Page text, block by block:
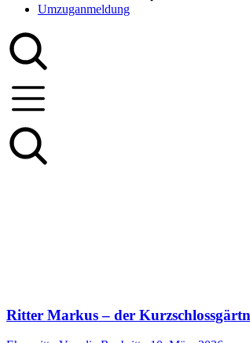
Umzuganmeldung
Ritter Markus – der